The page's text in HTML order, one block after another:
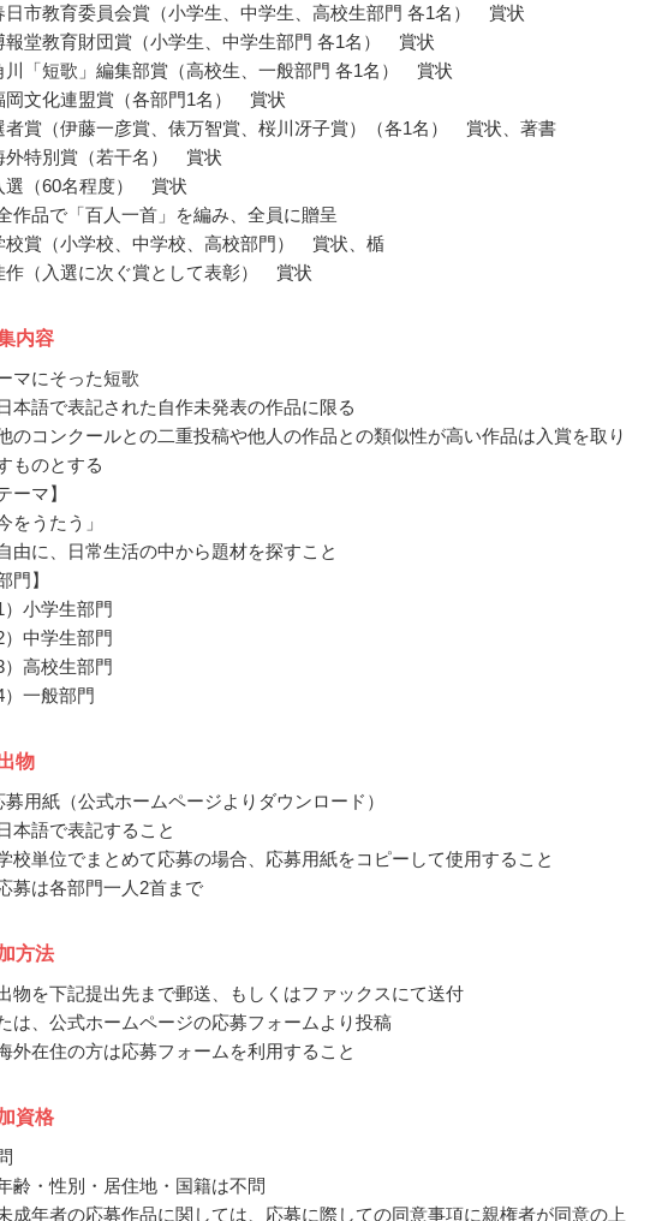
日市教育委員会賞（小学生、中学生、高校生部門 各1名） 賞状
報堂教育財団賞（小学生、中学生部門 各1名） 賞状
川「短歌」編集部賞（高校生、一般部門 各1名） 賞状
岡文化連盟賞（各部門1名） 賞状
者賞（伊藤一彦賞、俵万智賞、桜川冴子賞）（各1名） 賞状、著書
外特別賞（若干名） 賞状
選（60名程度） 賞状
作品で「百人一首」を編み、全員に贈呈
校賞（小学校、中学校、高校部門） 賞状、楯
作（入選に次ぐ賞として表彰） 賞状
内容
マにそった短歌
本語で表記された自作未発表の作品に限る
のコンクールとの二重投稿や他人の作品との類似性が高い作品は入賞を取り
ものとする
ーマ】
をうたう」
由に、日常生活の中から題材を探すこと
門】
1）小学生部門
2）中学生部門
3）高校生部門
4）一般部門
物
募用紙（公式ホームページよりダウンロード）
本語で表記すること
校単位でまとめて応募の場合、応募用紙をコピーして使用すること
募は各部門一人2首まで
方法
物を下記提出先まで郵送、もしくはファックスにて送付
は、公式ホームページの応募フォームより投稿
外在住の方は応募フォームを利用すること
資格
齢・性別・居住地・国籍は不問
成年者の応募作品に関しては、応募に際しての同意事項に親権者が同意の上